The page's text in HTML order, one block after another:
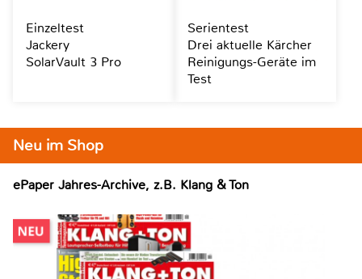
Neu im Shop
ePaper Jahres-Archive, z.B. Klang & Ton
Einzeltest
Jackery
SolarVault 3 Pro
Serientest
Drei aktuelle Kärcher
Reinigungs-Geräte im
Test